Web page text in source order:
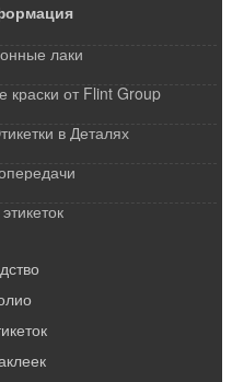
лаки
краски от Flint Group
в Деталях